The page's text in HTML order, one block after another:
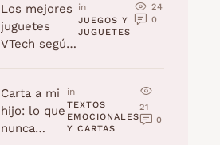
Los mejores
juguetes
VTech según
2025)
in
JUEGOS Y
JUGUETES
24
0
Carta a mi
hijo: lo que
nunca
in
TEXTOS
EMOCIONALES
Y CARTAS
21
0